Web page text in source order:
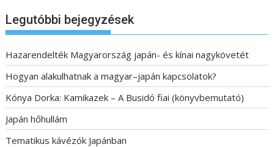
Legutóbbi bejegyzések
Hazarendelték Magyarország japán- és kínai nagykövetét
Hogyan alakulhatnak a magyar–japán kapcsolatok?
Kónya Dorka: Kamikazek – A Busidó fiai (könyvbemutató)
Japán hőhullám
Tematikus kávézók Japánban